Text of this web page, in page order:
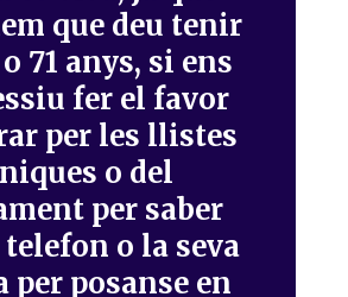
que deu tenir
71 anys, si ens
fer el favor
per les llistes
o del
per saber
telefon o la seva
per posanse en